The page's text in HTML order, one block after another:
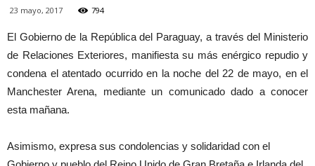
23 mayo, 2017 794
El Gobierno de la República del Paraguay, a través del Ministerio
de Relaciones Exteriores, manifiesta su más enérgico repudio y
condena el atentado ocurrido en la noche del 22 de mayo, en el
Manchester Arena, mediante un comunicado dado a conocer
esta mañana.
Asimismo, expresa sus condolencias y solidaridad con el